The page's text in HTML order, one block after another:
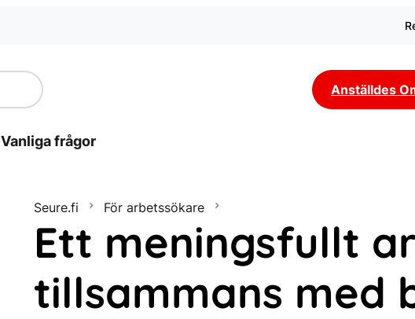
Anställdes
Vanliga frågor
Seure.fi För arbetssökare
Ett meningsfullt
tillsammans med